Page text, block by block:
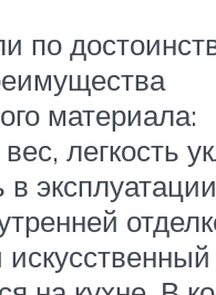
по
материала:
легкость
в